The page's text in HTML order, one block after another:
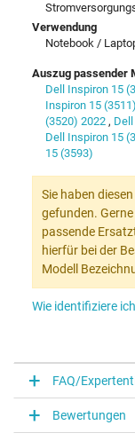
Verwendung
Notebook /
Auszug passender
Dell Inspiron 15
Inspiron 15 (3511)
(3520) 2022 ,
Dell Inspiron 15
15 (3593)
Sie haben
gefunden.
passende
hierfür bei der
Modell
Wie identifiziere
FAQ/
Bewertungen